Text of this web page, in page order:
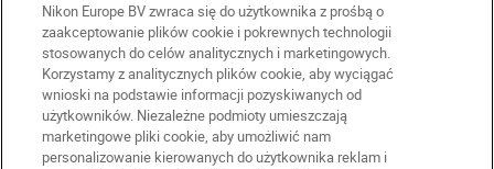
Nikon Europe BV zwraca się do użytkownika z prośbą o
zaakceptowanie plików cookie i pokrewnych technologii
stosowanych do celów analitycznych i marketingowych.
Korzystamy z analitycznych plików cookie, aby wyciągać
wnioski na podstawie informacji pozyskiwanych od
użytkowników. Niezależne podmioty umieszczają
marketingowe pliki cookie, aby umożliwić nam
personalizowanie kierowanych do użytkownika reklam i